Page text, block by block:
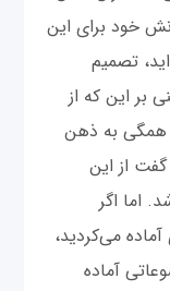
خود برای این
تصمیم
بر این که از
همگی به ذهن
از این
اما اگر
می‌کردید،
آماده